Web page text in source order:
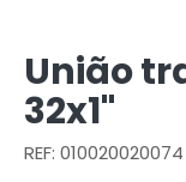
União
32x1"
REF: 010020020074